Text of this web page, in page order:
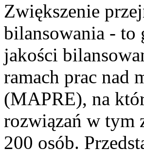
Zwiększenie
bilansowania - to
jakości
ramach prac nad
(MAPRE), na
rozwiązań w tym
200 osób.